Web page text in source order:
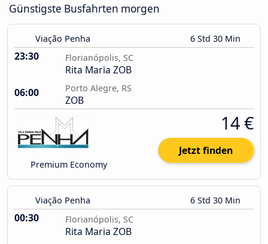
Günstigste Busfahrten morgen
Viação Penha 6 Std 30 Min
23:30 Florianópolis, SC
Rita Maria ZOB
06:00
Porto Alegre, RS
ZOB
Premium Economy
14 €
Jetzt finden
Viação Penha 6 Std 30 Min
00:30 Florianópolis, SC
Rita Maria ZOB